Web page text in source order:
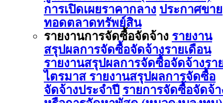
การเปิดเผยราคากลาง ประกาศขาย
ทอดตลาดทรัพย์สิน
รายงานการจัดซื้อจัดจ้าง รายงาน
สรุปผลการจัดซื้อจัดจ้างรายเดือน
รายงานสรุปผลการจัดซื้อจัดจ้างรา
ไตรมาส รายงานสรุปผลการจัดซื้อ
จัดจ้างประจำปี รายการจัดซื้อจัดจ้า